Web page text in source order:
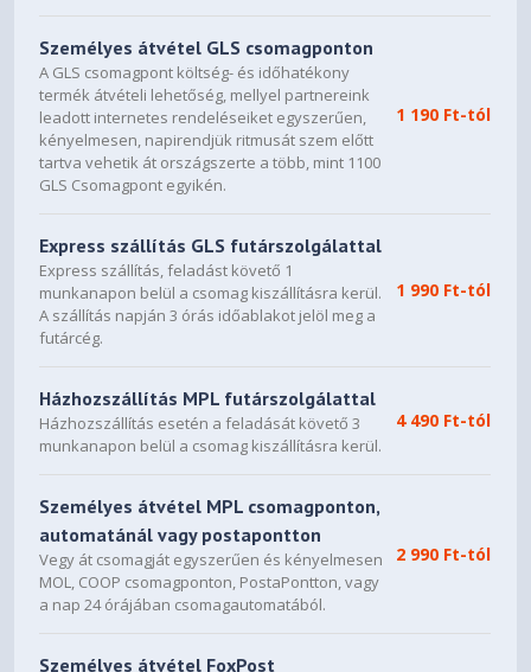
Személyes átvétel GLS csomagponton
A GLS csomagpont költség- és időhatékony
termék átvételi lehetőség, mellyel partnereink
leadott internetes rendeléseiket egyszerűen,
kényelmesen, napirendjük ritmusát szem előtt
tartva vehetik át országszerte a több, mint 1100
GLS Csomagpont egyikén.
1 190 Ft-tól
Express szállítás GLS futárszolgálattal
Express szállítás, feladást követő 1
munkanapon belül a csomag kiszállításra kerül.
A szállítás napján 3 órás időablakot jelöl meg a
futárcég.
1 990 Ft-tól
Házhozszállítás MPL futárszolgálattal
Házhozszállítás esetén a feladását követő 3
munkanapon belül a csomag kiszállításra kerül.
4 490 Ft-tól
Személyes átvétel MPL csomagponton,
automatánál vagy postapontton
Vegy át csomagját egyszerűen és kényelmesen
MOL, COOP csomagponton, PostaPontton, vagy
a nap 24 órájában csomagautomatából.
2 990 Ft-tól
Személyes átvétel FoxPost